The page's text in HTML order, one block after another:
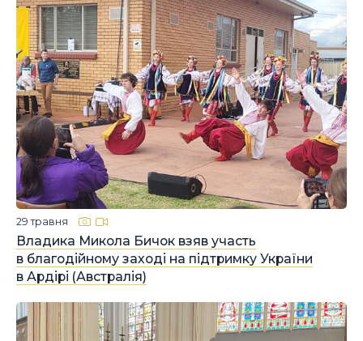
Владика Микола Бичок взяв участь
в благодійному заході на підтримку України
в Ардірі (Австралія)
29 травня